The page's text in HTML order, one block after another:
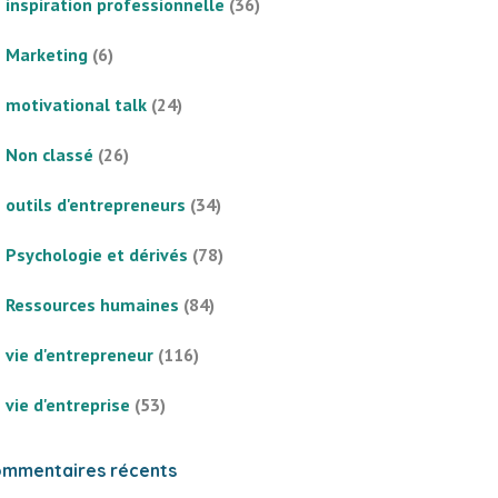
inspiration professionnelle (36)
Marketing (6)
motivational talk (24)
Non classé (26)
outils d'entrepreneurs (34)
Psychologie et dérivés (78)
Ressources humaines (84)
vie d'entrepreneur (116)
vie d'entreprise (53)
récents